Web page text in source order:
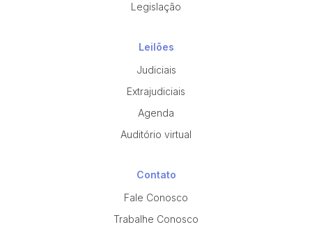
Legislação
Leilões
Judiciais
Extrajudiciais
Agenda
Auditório virtual
Contato
Fale Conosco
Trabalhe Conosco